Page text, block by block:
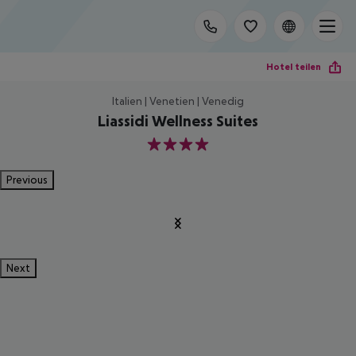
Hotel teilen
Italien | Venetien | Venedig
Liassidi Wellness Suites
4
Previous
Next